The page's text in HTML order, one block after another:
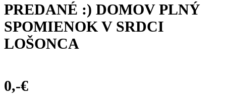
PREDANÉ :) DOMOV PLNÝ
SPOMIENOK V SRDCI
LOŠONCA
0,-€